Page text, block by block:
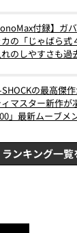
付録】ガ
の「じゃばら式
れのしやすさも過
SHOCKの最高傑
ィマスター新作が
」最新ムーブメ
ランキング一覧